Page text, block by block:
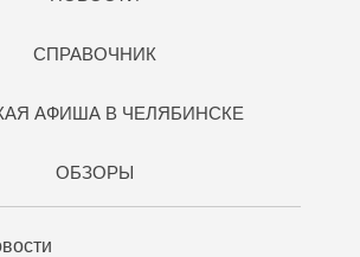
СПРАВОЧНИК
АФИША В ЧЕЛЯБИНСКЕ
ОБЗОРЫ